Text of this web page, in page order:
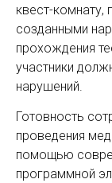
квест-комнату,
созданными
прохождения
участники
нарушений.
Готовность
проведения
помощью
программной